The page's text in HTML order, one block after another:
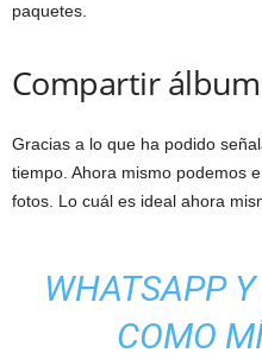
paquetes.
Compartir
Gracias a lo que ha podido
tiempo. Ahora mismo podemos
fotos. Lo cuál es ideal ahora
WHATSAPP
COMO